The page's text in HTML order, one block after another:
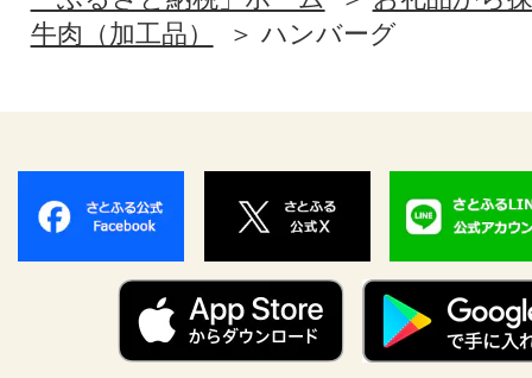
牛肉（加工品）
ハンバーグ